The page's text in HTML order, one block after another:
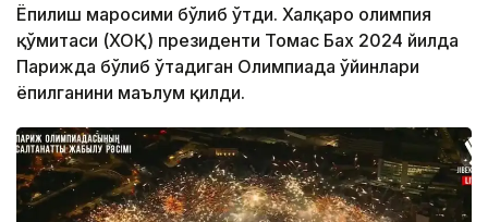
Ёпилиш маросими бўлиб ўтди. Халқаро олимпия
қўмитаси (ХОҚ) президенти Томас Бах 2024 йилда
Парижда бўлиб ўтадиган Олимпиада ўйинлари
ёпилганини маълум қилди.